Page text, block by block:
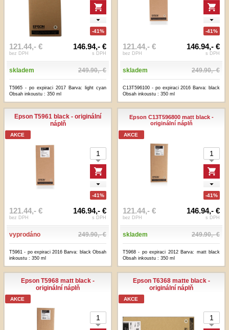
-41%
121.44,- €
bez DPH
146.94,- €
s DPH
skladem 249.90,- €
T5965 - po expiraci 2017 Barva: light cyan
Obsah inkoustu : 350 ml
-41%
121.44,- €
bez DPH
146.94,- €
s DPH
skladem 249.90,- €
C13T596100 - po expiraci 2016 Barva: black
Obsah inkoustu : 350 ml
Epson T5961 black - originální
náplň
AKCE
-41%
121.44,- €
bez DPH
146.94,- €
s DPH
vyprodáno 249.90,- €
T5961 - po expiraci 2016 Barva: black Obsah
inkoustu : 350 ml
Epson C13T596800 matt black -
originální náplň
AKCE
-41%
121.44,- €
bez DPH
146.94,- €
s DPH
skladem 249.90,- €
T5968 - po expiraci 2012 Barva: matt black
Obsah inkoustu : 350 ml
Epson T5968 matt black -
originální náplň
AKCE
Epson T6368 matte black -
originální náplň
AKCE